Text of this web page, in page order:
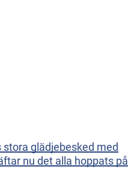
stora glädjebesked med
nu det alla hoppats på